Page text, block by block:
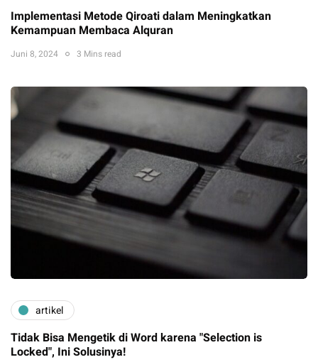
Implementasi Metode Qiroati dalam Meningkatkan
Kemampuan Membaca Alquran
Juni 8, 2024 3 Mins read
artikel
Tidak Bisa Mengetik di Word karena "Selection is
Locked", Ini Solusinya!